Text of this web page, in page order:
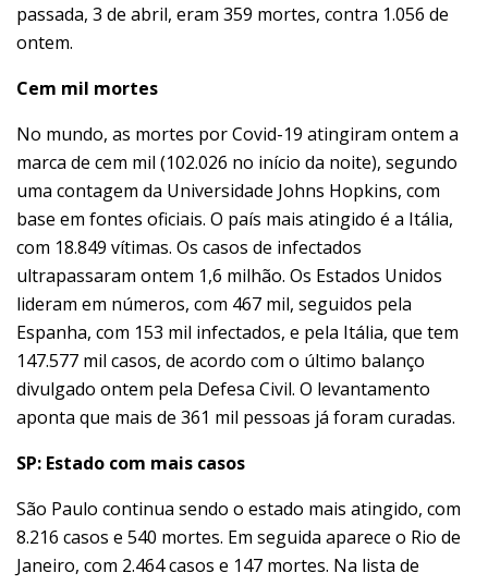
passada, 3 de abril, eram 359 mortes, contra 1.056 de
ontem.
Cem mil mortes
No mundo, as mortes por Covid-19 atingiram ontem a
marca de cem mil (102.026 no início da noite), segundo
uma contagem da Universidade Johns Hopkins, com
base em fontes oficiais. O país mais atingido é a Itália,
com 18.849 vítimas. Os casos de infectados
ultrapassaram ontem 1,6 milhão. Os Estados Unidos
lideram em números, com 467 mil, seguidos pela
Espanha, com 153 mil infectados, e pela Itália, que tem
147.577 mil casos, de acordo com o último balanço
divulgado ontem pela Defesa Civil. O levantamento
aponta que mais de 361 mil pessoas já foram curadas.
SP: Estado com mais casos
São Paulo continua sendo o estado mais atingido, com
8.216 casos e 540 mortes. Em seguida aparece o Rio de
Janeiro, com 2.464 casos e 147 mortes. Na lista de